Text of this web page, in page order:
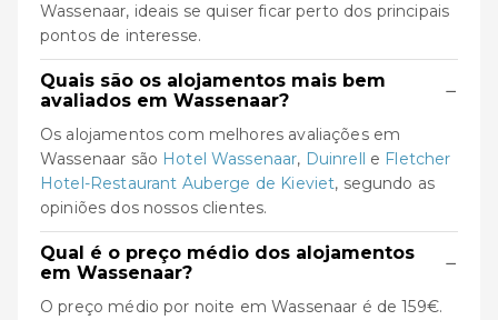
Wassenaar, ideais se quiser ficar perto dos principais
pontos de interesse.
Quais são os alojamentos mais bem
avaliados em Wassenaar?
−
Os alojamentos com melhores avaliações em
Wassenaar são Hotel Wassenaar, Duinrell e Fletcher
Hotel-Restaurant Auberge de Kieviet, segundo as
opiniões dos nossos clientes.
Qual é o preço médio dos alojamentos
em Wassenaar?
−
O preço médio por noite em Wassenaar é de 159€.